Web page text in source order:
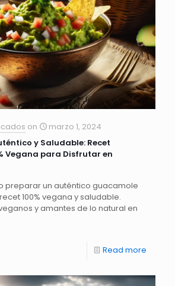
on
marzo 1, 2024
y Saludable: Recet
Vegana para Disfrutar en
preparar un auténtico guacamole
100% vegana y saludable.
y amantes de lo natural en
Read more